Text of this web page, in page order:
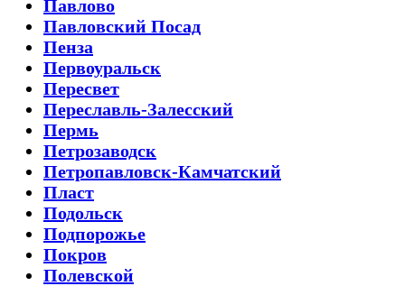
Павлово
Павловский Посад
Пенза
Первоуральск
Пересвет
Переславль-Залесский
Пермь
Петрозаводск
Петропавловск-Камчатский
Пласт
Подольск
Подпорожье
Покров
Полевской